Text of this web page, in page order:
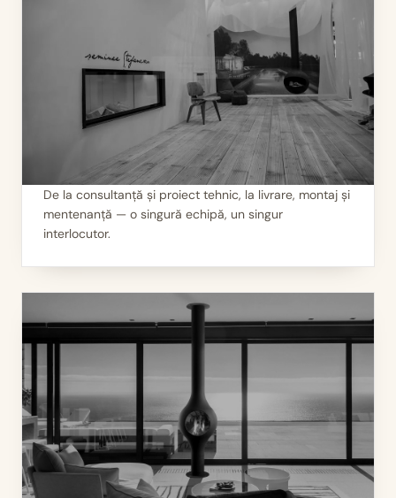
II
Servicii 360°
De la consultanță și proiect tehnic, la livrare, montaj și
mentenanță — o singură echipă, un singur
interlocutor.